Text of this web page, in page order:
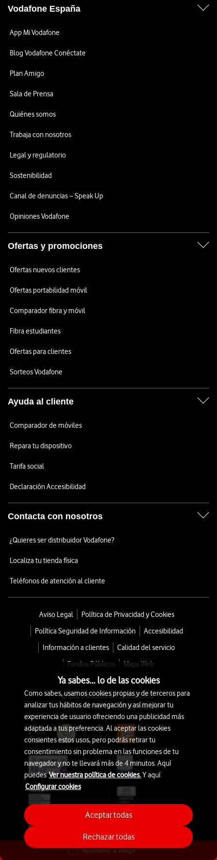
Ayúdame a elegir
Vodafone España
App Mi Vodafone
Blog Vodafone Conéctate
Plan Amigo
Sala de Prensa
Quiénes somos
Trabaja con nosotros
Legal y regulatorio
Sostenibilidad
Canal de denuncias – Speak Up
Opiniones Vodafone
Ofertas y promociones
Ofertas nuevos clientes
Ofertas portabilidad móvil
Comparador fibra y móvil
Fibra estudiantes
Ofertas para clientes
Sorteos Vodafone
Ayuda al cliente
Comparador de móviles
Repara tu dispositivo
Tarifa social
Declaración Accesibilidad
Contacta con nosotros
¿Quieres ser distribuidor Vodafone?
Localiza tu tienda física
Teléfonos de atención al cliente
Aviso Legal
Política de Privacidad y Cookies
Política Seguridad de Información
Accesibilidad
Información a clientes
Calidad del servicio
Fondos Públicos
Mapa Web
© 2026 Vodafone España S.A.U.
Avda. América 115, 28042 Madrid
Ya sabes... lo de las cookies
Como sabes, usamos cookies propias y de terceros para
analizar tus hábitos de navegación y así mejorar tu
experiencia de usuario ofreciendo una publicidad más
adaptada a tus preferencia. Al aceptar las cookies
consientes estos usos, pero podrás retirar tu
consentimiento sin problema en las funciones de tu
navegador y no te llevará más de 4 minutos. Aquí
puedesVer nuestra política de cookies.Y aquí
Configurar cookies
Rechazar todas
Aceptar todas